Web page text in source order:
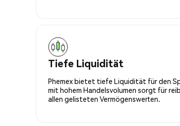
Tiefe Liquidität
Phemex bietet tiefe Liquidität für den
mit hohem Handelsvolumen sorgt für
allen gelisteten Vermögenswerten.